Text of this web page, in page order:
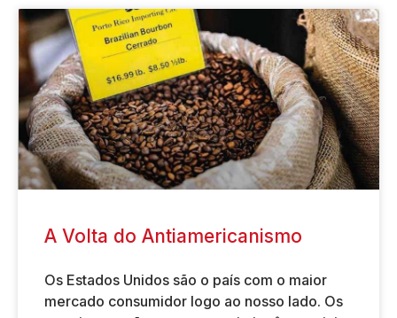
A Volta do Antiamericanismo
Os Estados Unidos são o país com o maior
mercado consumidor logo ao nosso lado. Os